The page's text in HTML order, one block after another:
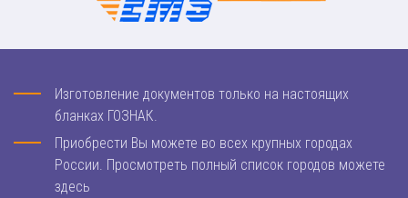
Изготовление документов только на настоящих
бланках ГОЗНАК.
Приобрести Вы можете во всех крупных городах
России. Просмотреть полный список городов можете
здесь